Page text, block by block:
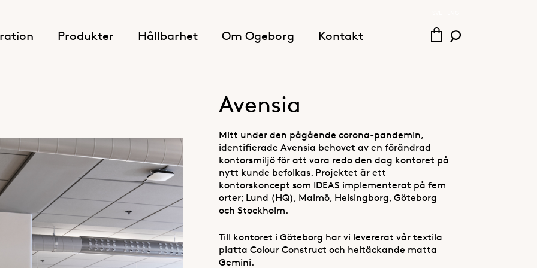
Produkter Hållbarhet Om Ogeborg Kontakt
Avensia
Mitt under den pågående corona-pandemin,
identifierade Avensia behovet av en förändrad
kontorsmiljö för att vara redo den dag kontoret på
nytt kunde befolkas. Projektet är ett
kontorskoncept som IDEAS implementerat på fem
orter; Lund (HQ), Malmö, Helsingborg, Göteborg
och Stockholm.
Till kontoret i Göteborg har vi levererat vår textila
platta Colour Construct och heltäckande matta
Gemini.